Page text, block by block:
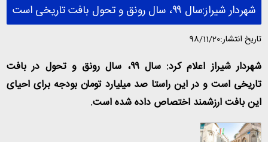
شهردار شیراز:سال ۹۹، سال رونق و تحول بافت تاریخی است
تاریخ انتشار:98/11/20
شهردار شیراز اعلام کرد: سال ۹۹، سال رونق و تحول در بافت
تاریخی است و در این راستا صد میلیارد تومان بودجه برای احیای
این بافت ارزشمند اختصاص داده شده است.